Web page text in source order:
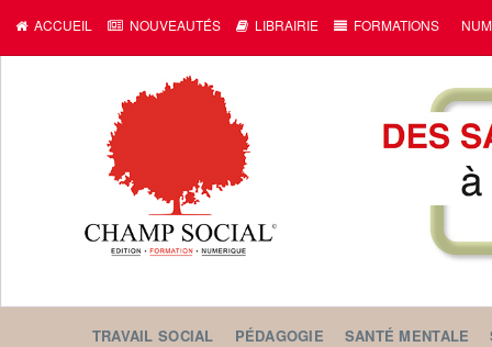
ACCUEIL NOUVEAUTÉS LIBRAIRIE FORMATIONS
TRAVAIL SOCIAL PÉDAGOGIE SANTÉ MENTALE